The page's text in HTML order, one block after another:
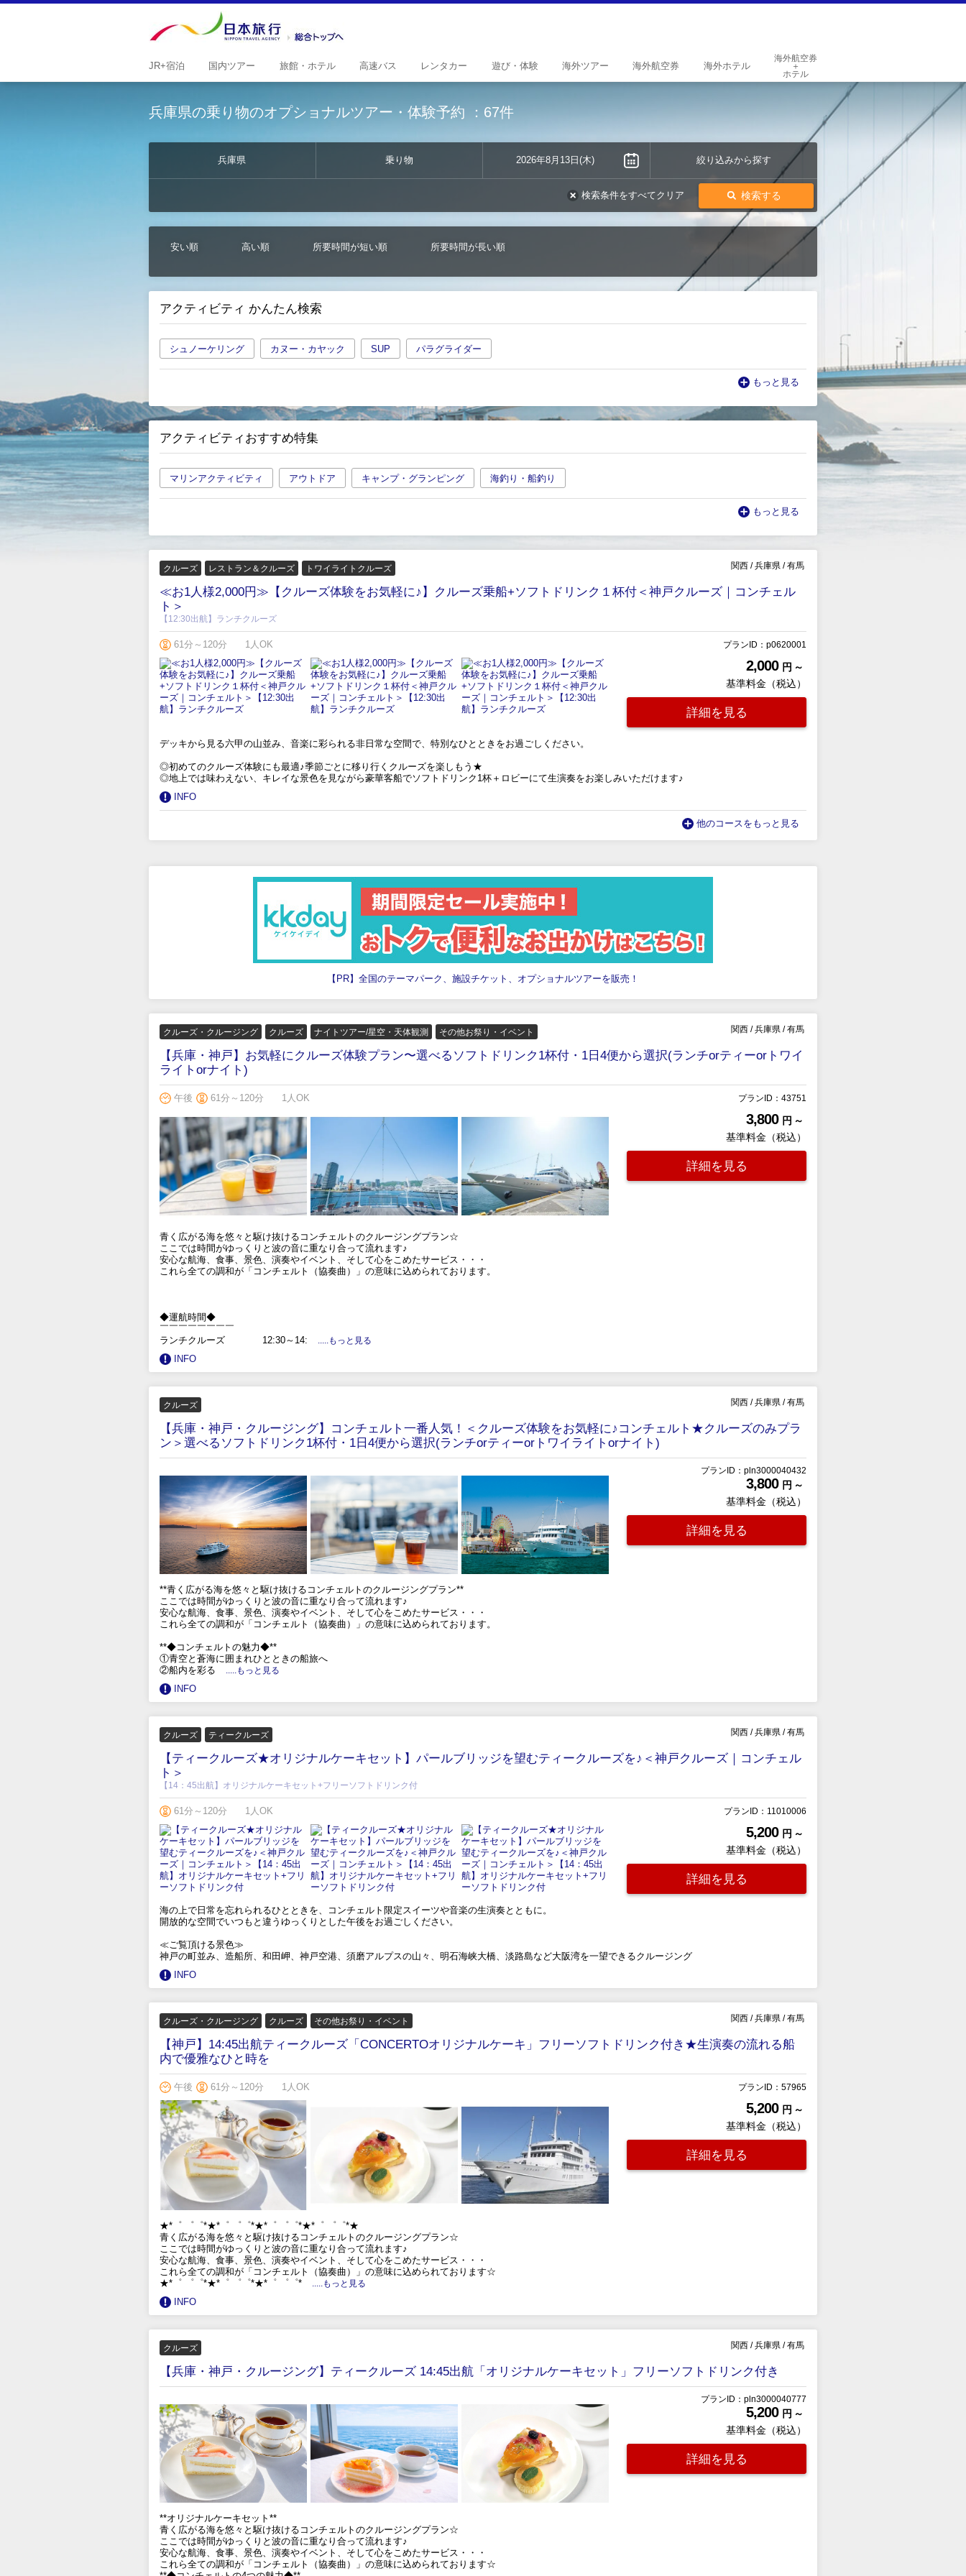
JR+宿泊 国内ツアー 旅館・ ホテル 高速バス レンタ カー 遊び・ 体験 海外ツアー 海外航空券 海外ホテル
海外航空券
＋
ホテル
兵庫県の乗り物のオプショナルツアー・体験予約 ：67件
兵庫県 乗り物 2026年8月13日(木) 絞り込みから探す
検索する
検索条件をすべてクリア
安い順 高い順 所要時間が短い順 所要時間が長い順
アクティビティ かんたん検索
シュノーケリング カヌー・カヤック SUP パラグライダー
もっと見る
アクティビティおすすめ特集
マリンアクティビティ アウトドア キャンプ・グランピング 海釣り・船釣り
もっと見る
クルーズ レストラン＆クルーズ トワイライトクルーズ 関西 / 兵庫県 / 有馬
≪お1人様2,000円≫【クルーズ体験をお気軽に♪】クルーズ乗船+ソフトドリンク１杯付＜神戸クルーズ｜コンチェル
ト＞
【12:30出航】ランチクルーズ
61分～120分 1人OK プランID：p0620001
2,000 円 ～
基準料金（税込）
詳細を見る
デッキから見る六甲の山並み、音楽に彩られる非日常な空間で、特別なひとときをお過ごしください。
◎初めてのクルーズ体験にも最適♪季節ごとに移り行くクルーズを楽しもう★
◎地上では味わえない、キレイな景色を見ながら豪華客船でソフトドリンク1杯＋ロビーにて生演奏をお楽しみいただけます♪
INFO
他のコースをもっと見る
【PR】全国のテーマパーク、施設チケット、オプショナルツアーを販売！
クルーズ・クルージング クルーズ ナイトツアー/星空・天体観測 その他お祭り・イベント 関西 / 兵庫県 / 有馬
【兵庫・神戸】お気軽にクルーズ体験プラン〜選べるソフトドリンク1杯付・1日4便から選択(ランチorティーorトワイ
ライトorナイト)
午後 61分～120分 1人OK プランID：43751
3,800 円 ～
基準料金（税込）
詳細を見る
青く広がる海を悠々と駆け抜けるコンチェルトのクルージングプラン☆
ここでは時間がゆっくりと波の音に重なり合って流れます♪
安心な航海、食事、景色、演奏やイベント、そして心をこめたサービス・・・
これら全ての調和が「コンチェルト（協奏曲）」の意味に込められております。
◆運航時間◆
￣￣￣￣￣￣￣￣
ランチクルーズ 12:30～14:
.....もっと見る
INFO
クルーズ 関西 / 兵庫県 / 有馬
【兵庫・神戸・クルージング】コンチェルト一番人気！＜クルーズ体験をお気軽に♪コンチェルト★クルーズのみプラ
ン＞選べるソフトドリンク1杯付・1日4便から選択(ランチorティーorトワイライトorナイト)
プランID：pln3000040432
3,800 円 ～
基準料金（税込）
詳細を見る
**青く広がる海を悠々と駆け抜けるコンチェルトのクルージングプラン**
ここでは時間がゆっくりと波の音に重なり合って流れます♪
安心な航海、食事、景色、演奏やイベント、そして心をこめたサービス・・・
これら全ての調和が「コンチェルト（協奏曲）」の意味に込められております。
**◆コンチェルトの魅力◆**
①青空と蒼海に囲まれひとときの船旅へ
②船内を彩る
.....もっと見る
INFO
クルーズ ティークルーズ 関西 / 兵庫県 / 有馬
【ティークルーズ★オリジナルケーキセット】パールブリッジを望むティークルーズを♪＜神戸クルーズ｜コンチェル
ト＞
【14：45出航】オリジナルケーキセット+フリーソフトドリンク付
61分～120分 1人OK プランID：11010006
5,200 円 ～
基準料金（税込）
詳細を見る
海の上で日常を忘れられるひとときを、コンチェルト限定スイーツや音楽の生演奏とともに。
開放的な空間でいつもと違うゆっくりとした午後をお過ごしください。
≪ご覧頂ける景色≫
神戸の町並み、造船所、和田岬、神戸空港、須磨アルプスの山々、明石海峡大橋、淡路島など大阪湾を一望できるクルージング
INFO
クルーズ・クルージング クルーズ その他お祭り・イベント 関西 / 兵庫県 / 有馬
【神戸】14:45出航ティークルーズ「CONCERTOオリジナルケーキ」フリーソフトドリンク付き★生演奏の流れる船
内で優雅なひと時を
午後 61分～120分 1人OK プランID：57965
5,200 円 ～
基準料金（税込）
詳細を見る
★*゜ ゜゜*★*゜ ゜゜*★*゜ ゜゜*★*゜ ゜゜*★
青く広がる海を悠々と駆け抜けるコンチェルトのクルージングプラン☆
ここでは時間がゆっくりと波の音に重なり合って流れます♪
安心な航海、食事、景色、演奏やイベント、そして心をこめたサービス・・・
これら全ての調和が「コンチェルト（協奏曲）」の意味に込められております☆
★*゜ ゜゜*★*゜ ゜゜*★*゜ ゜゜*
.....もっと見る
INFO
クルーズ 関西 / 兵庫県 / 有馬
【兵庫・神戸・クルージング】ティークルーズ 14:45出航「オリジナルケーキセット」フリーソフトドリンク付き
プランID：pln3000040777
5,200 円 ～
基準料金（税込）
詳細を見る
**オリジナルケーキセット**
青く広がる海を悠々と駆け抜けるコンチェルトのクルージングプラン☆
ここでは時間がゆっくりと波の音に重なり合って流れます♪
安心な航海、食事、景色、演奏やイベント、そして心をこめたサービス・・・
これら全ての調和が「コンチェルト（協奏曲）」の意味に込められております☆